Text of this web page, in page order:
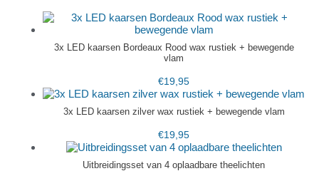
3x LED kaarsen Bordeaux Rood wax rustiek + bewegende
vlam
€19,95
3x LED kaarsen zilver wax rustiek + bewegende vlam
€19,95
Uitbreidingsset van 4 oplaadbare theelichten